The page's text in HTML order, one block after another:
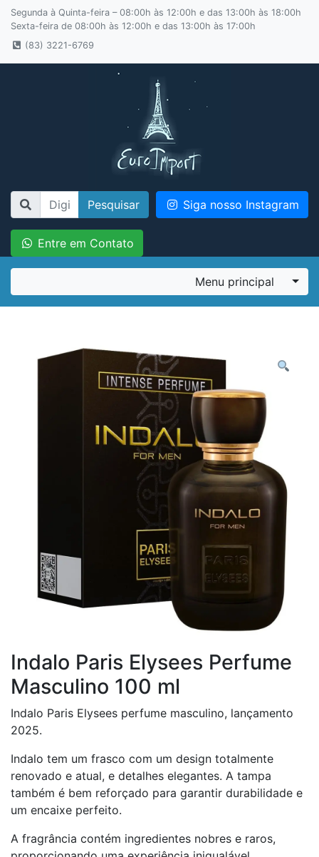
Segunda à Quinta-feira – 08:00h às 12:00h e das 13:00h às 18:00h
Sexta-feira de 08:00h às 12:00h e das 13:00h às 17:00h
(83) 3221-6769
Pesquisar Siga nosso Instagram
Entre em Contato
Menu principal
Indalo Paris Elysees Perfume
Masculino 100 ml
Indalo Paris Elysees perfume masculino, lançamento
2025.
Indalo tem um frasco com um design totalmente
renovado e atual, e detalhes elegantes. A tampa
também é bem reforçado para garantir durabilidade e
um encaixe perfeito.
A fragrância contém ingredientes nobres e raros,